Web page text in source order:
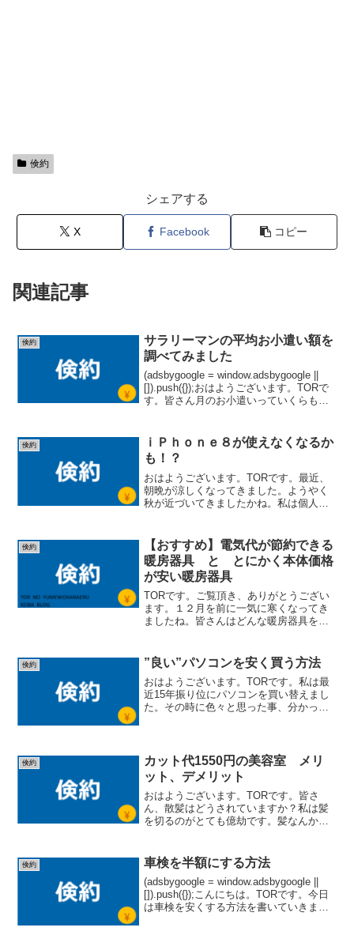
倹約
シェアする
X Facebook コピー
関連記事
倹約
サラリーマンの平均お小遣い額を
調べてみました
(adsbygoogle = window.adsbygoogle ||
[]).push({});おはようございます。TORで
す。皆さん月のお小遣いっていくらもら
は最...
倹約
ｉＰｈｏｎｅ８が使えなくなるか
も！？
おはようございます。TORです。最近、
朝晩が涼しくなってきました。ようやく
秋が近づいてきましたかね。私は個人的
り目は体調を崩しやすいので、皆さんも
気を付けてくださいね。...
倹約
【おすすめ】電気代が節約できる
暖房器具 と とにかく本体価格
が安い暖房器具
TORです。ご覧頂き、ありがとうござい
ます。１２月を前に一気に寒くなってき
ましたね。皆さんはどんな暖房器具を使
特に目新しいモノではないです笑。た
だ、どちらも節約に役立つ...
倹約 ”良い”パソコンを安く買う方法
おはようございます。TORです。私は最
近15年振り位にパソコンを買い替えまし
た。その時に色々と思った事、分かった
倹約
カット代1550円の美容室 メリ
ット、デメリット
おはようございます。TORです。皆さ
ん、散髪はどうされていますか？私は髪
を切るのがとても億劫です。髪なんか伸
にいく事も含めて、そこにまつわる時間
が勿体ないなと感じてしま...
倹約 車検を半額にする方法
(adsbygoogle = window.adsbygoogle ||
[]).push({});こんにちは。TORです。今日
は車検を安くする方法を書いていきま